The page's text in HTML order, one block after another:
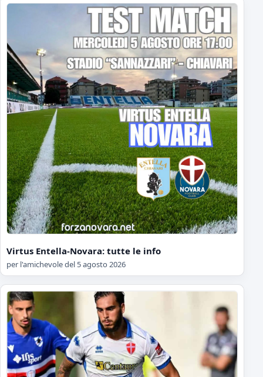
Virtus Entella-Novara: tutte le info
per l'amichevole del 5 agosto 2026